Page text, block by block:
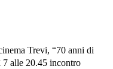
Trevi, “70 anni di
7 alle 20.45 incontro